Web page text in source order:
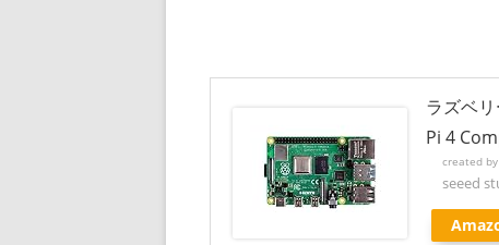
ラズベ
Pi 4
created by
seeed